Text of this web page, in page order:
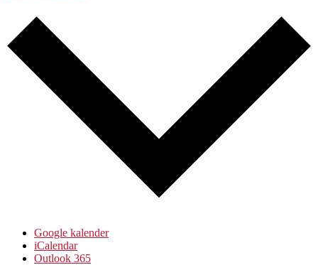
Google kalender
iCalendar
Outlook 365